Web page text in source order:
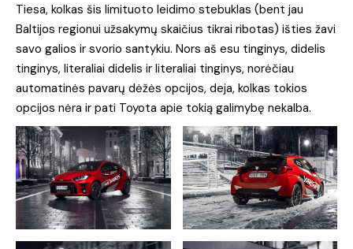
Tiesa, kolkas šis limituoto leidimo stebuklas (bent jau
Baltijos regionui užsakymų skaičius tikrai ribotas) išties žavi
savo galios ir svorio santykiu. Nors aš esu tinginys, didelis
tinginys, literaliai didelis ir literaliai tinginys, norėčiau
automatinės pavarų dėžės opcijos, deja, kolkas tokios
opcijos nėra ir pati Toyota apie tokią galimybę nekalba.